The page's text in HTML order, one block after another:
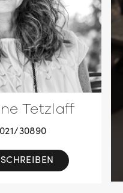
Tetzlaff
30890